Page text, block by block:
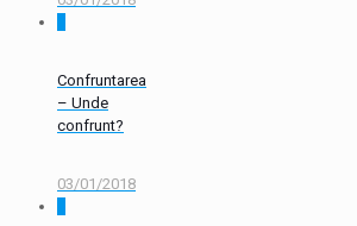
Confruntarea
– Unde
confrunt?
03/01/2018